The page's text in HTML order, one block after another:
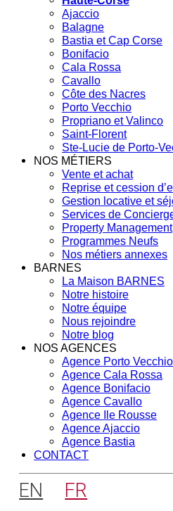
Ajaccio
Balagne
Bastia et Cap Corse
Bonifacio
Cala Rossa
Cavallo
Côte des Nacres
Porto Vecchio
Propriano et Valinco
Saint-Florent
Ste-Lucie de Porto-
NOS MÉTIERS
Vente et achat
Reprise et cession
Gestion locative et
Services de
Property Management
Programmes Neufs
Nos métiers annexes
BARNES
La Maison BARNES
Notre histoire
Notre équipe
Nous rejoindre
Notre blog
NOS AGENCES
Agence Porto Vecchio
Agence Cala Rossa
Agence Bonifacio
Agence Cavallo
Agence Ile Rousse
Agence Ajaccio
Agence Bastia
CONTACT
EN FR